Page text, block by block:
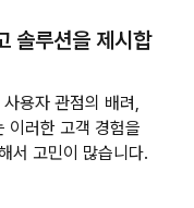
솔루션을 제시합
용자 관점의 배려,
이러한 고객 경험을
서 고민이 많습니다.